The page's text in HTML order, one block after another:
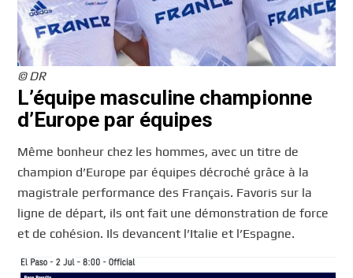
© DR
L’équipe masculine championne
d’Europe par équipes
Même bonheur chez les hommes, avec un titre de
champion d’Europe par équipes décroché grâce à la
magistrale performance des Français. Favoris sur la
ligne de départ, ils ont fait une démonstration de force
et de cohésion. Ils devancent l’Italie et l’Espagne.